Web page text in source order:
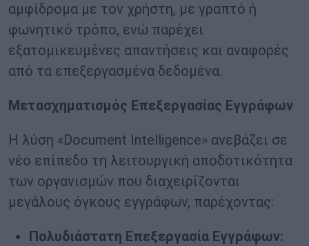
αμφίδρομα με τον χρήστη, με γραπτό ή
φωνητικό τρόπο, ενώ παρέχει
εξατομικευμένες απαντήσεις και αναφορές
από τα επεξεργασμένα δεδομένα.
Μετασχηματισμός Επεξεργασίας Εγγράφων
Η λύση «Document Intelligence» ανεβάζει σε
νέο επίπεδο τη λειτουργική αποδοτικότητα
των οργανισμών που διαχειρίζονται
μεγάλους όγκους εγγράφων, παρέχοντας:
Πολυδιάστατη Επεξεργασία Εγγράφων: